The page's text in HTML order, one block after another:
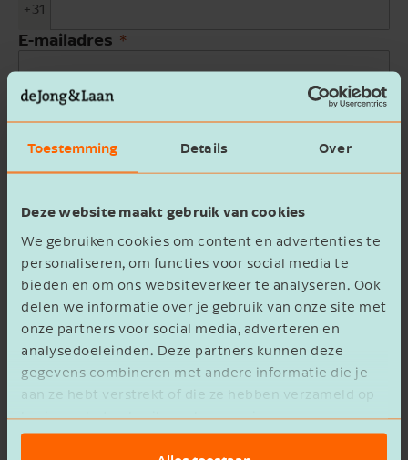
Toestemming Details Over
Deze website maakt gebruik van cookies
We gebruiken cookies om content en advertenties te
personaliseren, om functies voor social media te
bieden en om ons websiteverkeer te analyseren. Ook
delen we informatie over je gebruik van onze site met
onze partners voor social media, adverteren en
analysedoeleinden. Deze partners kunnen deze
gegevens combineren met andere informatie die je
aan ze hebt verstrekt of die ze hebben verzameld op
basis van het gebruik van hun services.
+31
E-mailadres
Bedrijfsnaam
Ik ga akkoord met hetprivacy statement
Verzenden